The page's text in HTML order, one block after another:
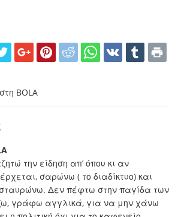
BOLA
την είδηση απ’ όπου κι αν
σαρώνω ( το διαδίκτυο) και
Δεν πέφτω στην παγίδα των
γράφω αγγλικά, για να μην χάνω